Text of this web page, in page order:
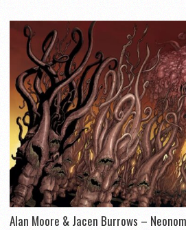
Alan Moore & Jacen Burrows –